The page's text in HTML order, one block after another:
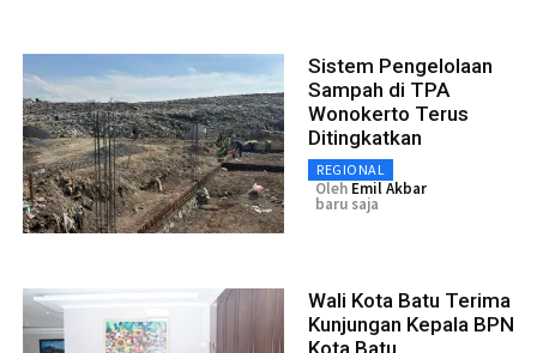
Sistem Pengelolaan
Sampah di TPA
Wonokerto Terus
Ditingkatkan
REGIONAL
Oleh Emil Akbar
baru saja
Wali Kota Batu Terima
Kunjungan Kepala BPN
Kota Batu